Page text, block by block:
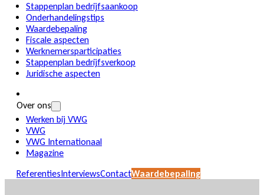
Stappenplan bedrijfsaankoop
Onderhandelingstips
Waardebepaling
Fiscale aspecten
Werknemersparticipaties
Stappenplan bedrijfsverkoop
Juridische aspecten
Over ons
Werken bij VWG
VWG
VWG Internationaal
Magazine
ReferentiesInterviewsContactWaardebepaling